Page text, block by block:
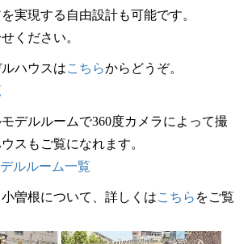
実現する自由設計も可能です。
ください。
ハウスはこちらからどうぞ。
デルルームで360度カメラによって撮
スもご覧になれます。
ルルーム一覧
曽根について、詳しくはこちら をご覧